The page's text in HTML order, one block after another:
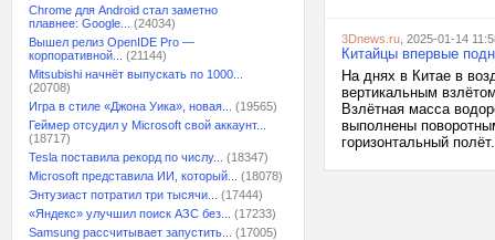
Chrome для Android стал заметно
плавнее: Google...
(24034)
Вышел релиз OpenIDE Pro —
корпоративной...
(21144)
Mitsubishi начнёт выпускать по 1000...
(20708)
Игра в стиле «Джона Уика», новая...
(19565)
Геймер отсудил у Microsoft свой аккаунт...
(18717)
Tesla поставила рекорд по числу...
(18347)
Microsoft представила ИИ, который...
(18078)
Энтузиаст потратил три тысячи...
(17444)
«Яндекс» улучшил поиск АЗС без...
(17233)
Samsung рассчитывает запустить...
(17005)
3Dnews.ru , 2025-01-14
Китайцы впервые
На днях в Китае в
вертикальным
Взлётная масса
выполнены
горизонтальный